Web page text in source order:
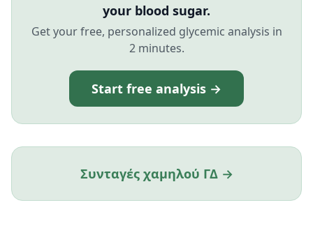
your blood sugar.
Get your free, personalized glycemic analysis in
2 minutes.
Start free analysis →
Συνταγές χαμηλού ΓΔ →